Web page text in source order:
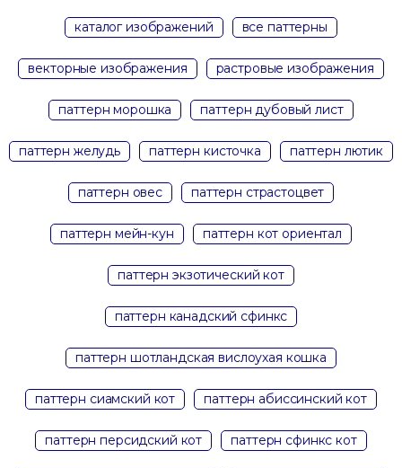
каталог изображений все паттерны
векторные изображения растровые изображения
паттерн морошка паттерн дубовый лист
паттерн желудь паттерн кисточка паттерн лютик
паттерн овес паттерн страстоцвет
паттерн мейн-кун паттерн кот ориентал
паттерн экзотический кот
паттерн канадский сфинкс
паттерн шотландская вислоухая кошка
паттерн сиамский кот паттерн абиссинский кот
паттерн персидский кот паттерн сфинкс кот